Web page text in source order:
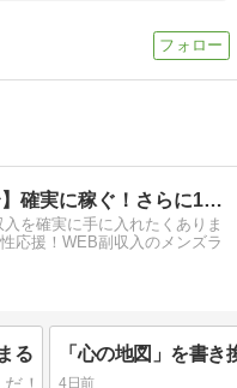
まずは【月３万円〜】確実に稼ぐ！さらに10万⇒100万への道
を確実に手に入れたくありま
応援！WEB副収入のメンズラ
る
4日前